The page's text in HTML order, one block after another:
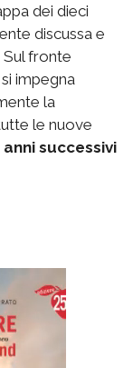
dei dieci
discussa e
Sul fronte
impegna
la
le nuove
successivi